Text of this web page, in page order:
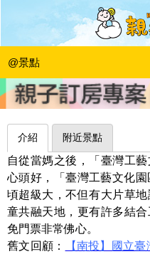
@景點
DIY體驗×木育玩
傳統到創新～南
|2024-06-21
介紹 附近景點
自從當媽之後，「臺灣工
心頭好，「臺灣工藝文化
頃超級大，不但有大片草
童共融天地，更有許多結
免門票非常佛心。
舊文回顧：
【南投】國立